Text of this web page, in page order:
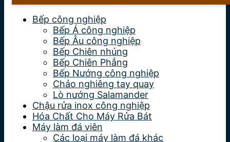
Bếp công nghiệp
Bếp Á công nghiệp
Bếp Âu công nghiệp
Bếp Chiên nhúng
Bếp Chiên Phẳng
Bếp Nướng công nghiệp
Chảo nghiêng tay quay
Lò nướng Salamander
Chậu rửa inox công nghiệp
Hóa Chất Cho Máy Rửa Bát
Máy làm đá viên
Các loại máy làm đá khác